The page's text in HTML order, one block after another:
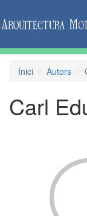
Inici Autors
Carl